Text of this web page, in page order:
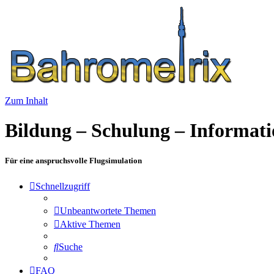
Zum Inhalt
Bildung – Schulung –
Für eine anspruchsvolle Flugsimulation
Schnellzugriff
Unbeantwortete Themen
Aktive Themen
Suche
FAQ